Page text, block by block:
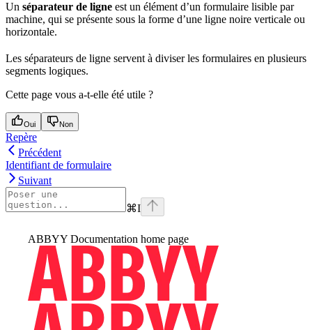
Un séparateur de ligne est un élément d’un formulaire lisible par
machine, qui se présente sous la forme d’une ligne noire verticale ou
horizontale.
Les séparateurs de ligne servent à diviser les formulaires en plusieurs
segments logiques.
Cette page vous a-t-elle été utile ?
Oui Non
Repère
Précédent
Identifiant de formulaire
Suivant
⌘I
ABBYY Documentation home page